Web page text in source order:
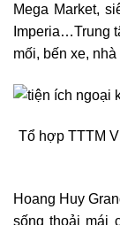
Mega Market,
Imperia…Trung
mối, bến xe,
Tổ hợp TTTM
Hoang Huy
sống thoải mái